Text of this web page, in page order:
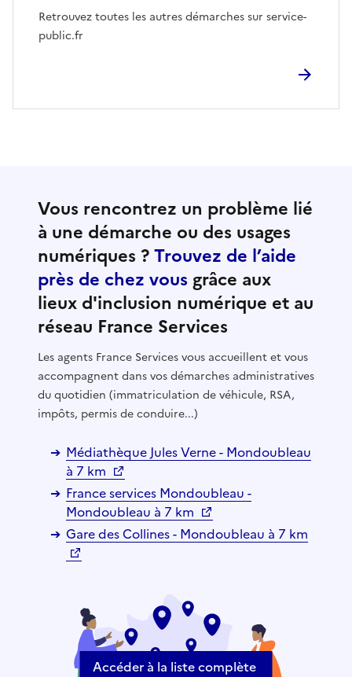
Retrouvez toutes les autres démarches sur service-
public.fr
Vous rencontrez un problème lié
à une démarche ou des usages
numériques ?Trouvez de l’aide
près de chez vous grâce aux
lieux d'inclusion numérique et au
réseau France Services
Les agents France Services vous accueillent et vous
accompagnent dans vos démarches administratives
du quotidien (immatriculation de véhicule, RSA,
impôts, permis de conduire...)
Médiathèque Jules Verne - Mondoubleau
à 7 km
France services Mondoubleau -
Mondoubleau à 7 km
Gare des Collines - Mondoubleau à 7 km
Accéder à la liste complète